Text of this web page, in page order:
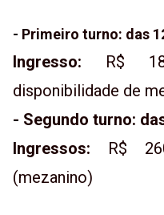
- Primeiro turno: das
Ingresso: R$
disponibilidade de
- Segundo turno:
Ingressos: R$
(mezanino)